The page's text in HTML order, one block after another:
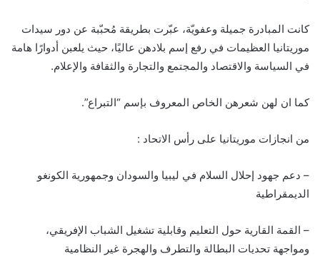
كانت المبادرة جميلة وعفويّة، عبّرت بطريقة مُحبّبة عن دور سيدات
موريتانيا العظيمات في رفع إسم بلادهن عاليًا، حيث يلعبن أدوارًا هامة
في السياسة والاقتصاد والمجتمع والتجارة والثقافة والإعلام.
كما ان لهن شعرهن الخاص المعروف بإسم “التبراع”.
من انجازات موريتانيا على رأس الاتحاد :
– دعم جهود إحلال السلام في ليبيا والسودان وجمهورية الكونغو
الديمقراطية
– القمة القارية حول التعليم وقابلية تشغيل الشباب الإفريقي،
ومواجهة تحديات البطالة والتطرف والهجرة غير النظامية